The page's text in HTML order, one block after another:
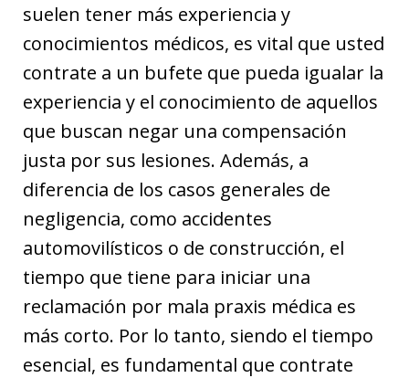
suelen tener más experiencia y
conocimientos médicos, es vital que usted
contrate a un bufete que pueda igualar la
experiencia y el conocimiento de aquellos
que buscan negar una compensación
justa por sus lesiones. Además, a
diferencia de los casos generales de
negligencia, como accidentes
automovilísticos o de construcción, el
tiempo que tiene para iniciar una
reclamación por mala praxis médica es
más corto. Por lo tanto, siendo el tiempo
esencial, es fundamental que contrate